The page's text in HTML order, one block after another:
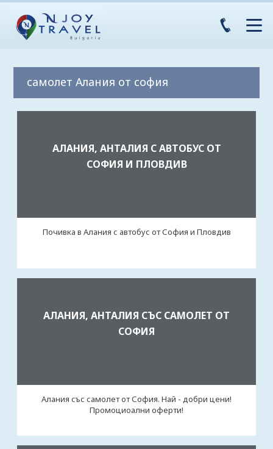
самолет Алания от софия
АЛАНИЯ, АНТАЛИЯ С АВТОБУС ОТ
СОФИЯ И ПЛОВДИВ
Почивка в Алания с автобус от София и Пловдив
АЛАНИЯ, АНТАЛИЯ СЪС САМОЛЕТ ОТ
СОФИЯ
Алания със самолет от София. Най - добри цени!
Промоциоални оферти!